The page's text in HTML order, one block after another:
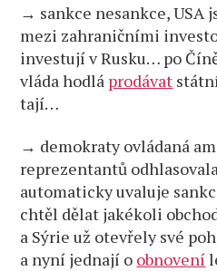
→ sankce nesankce, USA
mezi zahraničními
investují v Rusku… po
vláda hodlá prodávat
tají…
→ demokraty ovládaná
reprezentantů
automaticky uvaluje
chtěl dělat jakékoli
a Sýrie už otevřely své
a nyní jednají o obnovení